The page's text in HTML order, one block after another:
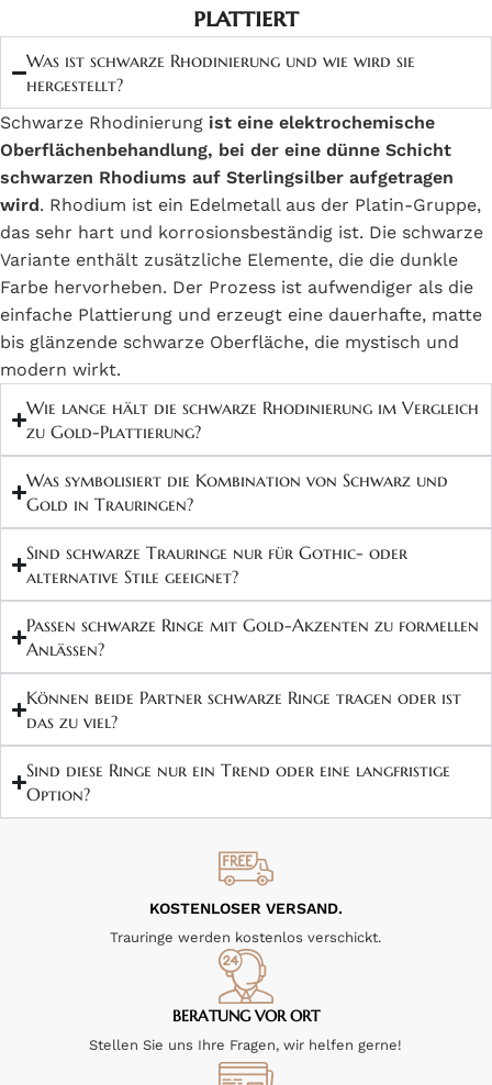
Trauringe mit schwarzer Rhodinierung und Gelbgold-Plattierung
repräsentieren die modernste und mutigste aller Farbkombinationen
und brechen bewusst mit traditionellen Konventionen. Die schwarze
Rhodinierung erzeugt eine dunkle, matte bis glänzende Oberfläche
auf dem Sterlingsilber, die mystisch, kraftvoll und zeitgenössisch
wirkt. Die Gelbgold-Plattierung in ausgewählten Bereichen setzt
warme, luxuriöse Akzente, die einen dramatischen Kontrast zum
dunklen Untergrund bilden.
Diese Kombination ist nichts für Menschen, die unauffällig bleiben
möchten; sie ist ein bewusstes Statement für Individualität,
Modernität und den Mut, anders zu sein. Die Ringe ziehen Blicke
auf sich und signalisieren, dass dieses Paar eigene Wege geht und
sich nicht von traditionellen Erwartungen einschränken lässt. Die
dunkle Farbe wird oft mit Stärke, Eleganz und Geheimnis assoziiert,
während das Gold Luxus, Wärme und Tradition verleiht.
Generationen, Menschen mit alternativem Stil, Künstler, Musiker
sowie generell kreative Persönlichkeiten an. Sie eignet sich perfekt
für Paare, die ihre Hochzeit und Beziehung auf ihre eigene,
unkonventionelle Weise gestalten möchten. Die Kombination aus
einzigartig ist.
Außergewöhnliche Preise für
außergewöhnliche Designs
Bei Zumra.de finden Sie diese außergewöhnlichen Eheringe zu
bemerkenswert günstigen Preisen, die den mutigen Look für jedes
Budget zugänglich machen. Die Kombination aus Sterlingsilber-
Basis, schwarzer Rhodinierung und Gelbgold-Plattierung ermöglicht
eine dramatische Ästhetik zu erschwinglichen Preisen.
Attraktive Sonderangebote
Das Modell Z°1042 ist auf 282,75 € statt 377,00 € erhältlich, ein
plattiert
Was ist schwarze Rhodinierung und wie wird sie
hergestellt?
Schwarze Rhodinierung ist eine elektrochemische
Oberflächenbehandlung, bei der eine dünne Schicht
schwarzen Rhodiums auf Sterlingsilber aufgetragen
wird. Rhodium ist ein Edelmetall aus der Platin-Gruppe,
das sehr hart und korrosionsbeständig ist. Die schwarze
Variante enthält zusätzliche Elemente, die die dunkle
Farbe hervorheben. Der Prozess ist aufwendiger als die
einfache Plattierung und erzeugt eine dauerhafte, matte
bis glänzende schwarze Oberfläche, die mystisch und
modern wirkt.
Wie lange hält die schwarze Rhodinierung im Vergleich
zu Gold-Plattierung?
Was symbolisiert die Kombination von Schwarz und
Gold in Trauringen?
Sind schwarze Trauringe nur für Gothic- oder
alternative Stile geeignet?
Passen schwarze Ringe mit Gold-Akzenten zu formellen
Anlässen?
Können beide Partner schwarze Ringe tragen oder ist
das zu viel?
Sind diese Ringe nur ein Trend oder eine langfristige
Option?
KOSTENLOSER VERSAND.
Trauringe werden kostenlos verschickt.
BERATUNG VOR ORT
Stellen Sie uns Ihre Fragen, wir helfen gerne!